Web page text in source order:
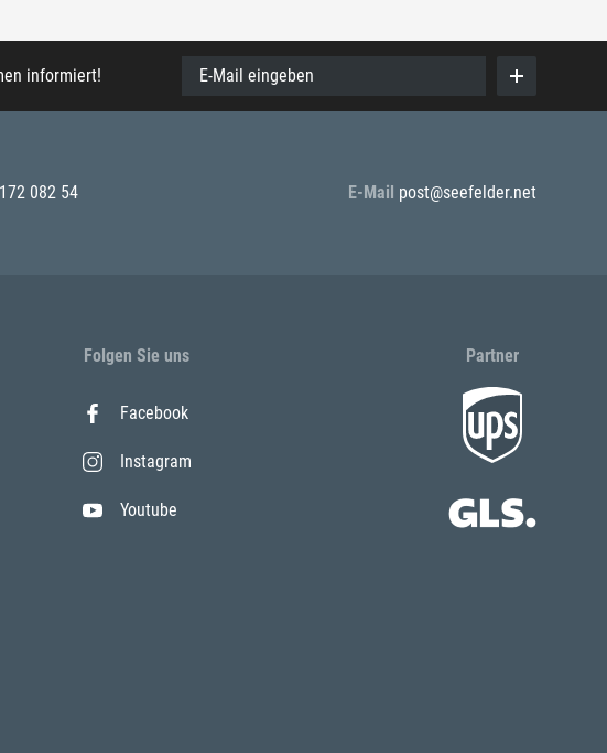
informiert! E-Mail eingeben
082 54 E-Mail post@seefelder.net
Folgen Sie uns
Facebook
Instagram
Youtube
Partner